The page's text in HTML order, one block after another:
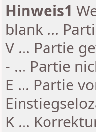
Hinweis1
blank ...
V ... Partie
- ... Partie
E ... Partie
K ...